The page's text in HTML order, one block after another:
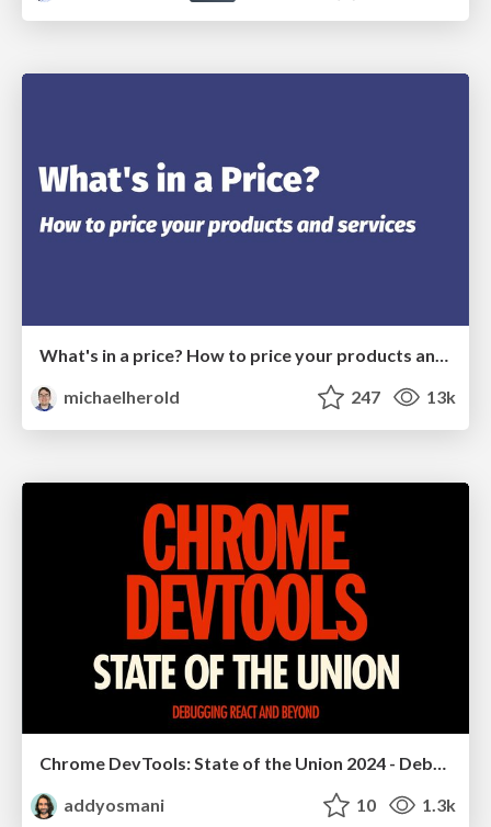
What's in a price? How to price your products and services
michaelherold
247 13k
Chrome DevTools: State of the Union 2024 - Debugging React & Beyond
addyosmani
10 1.3k